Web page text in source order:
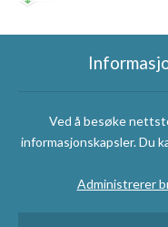
Ved å besøke
informasjonskapsler. Du
Administrerer